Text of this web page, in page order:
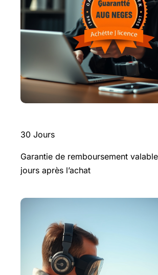
30 Jours
Garantie de remboursement
jours après l’achat